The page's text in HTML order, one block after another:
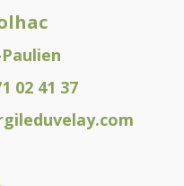
02 41 37